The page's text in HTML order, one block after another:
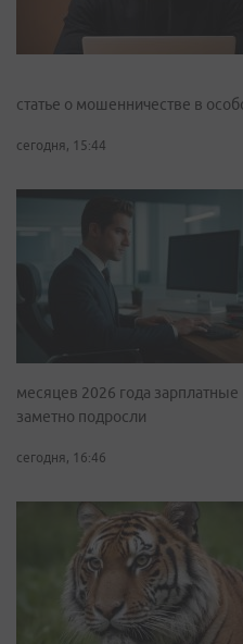
статье о мошенничестве в
сегодня, 15:44
месяцев 2026 года
заметно подросли
сегодня, 16:46